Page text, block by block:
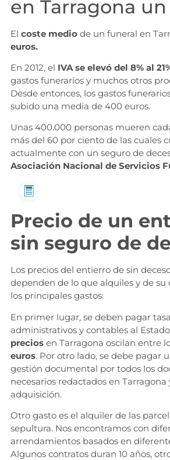
en Tarragona
El coste mediode un funeral en
euros.
En 2012, el IVA se elevó del 8% al
gastos funerarios y muchos otros
Desde entonces, los gastos
subido una media de 400 euros.
Unas 400.000 personas mueren
más del 60 por ciento de las cuales
actualmente con un seguro de
Asociación Nacional de Servicios
Precio de un
sin seguro de
Los precios del entierro de sin
dependen de lo que alquiles y de su
los principales gastos:
En primer lugar, se deben pagar
administrativos y contables al
preciosen Tarragona oscilan entre
euros. Por otro lado, se debe pagar
gestión documental por todos los
necesarios redactados en Tarragona
adquisición.
Otro gasto es el alquiler de las
sepultura. Nos encontramos con
arrendamientos basados ​​en
Algunos contratos duran 10 años,